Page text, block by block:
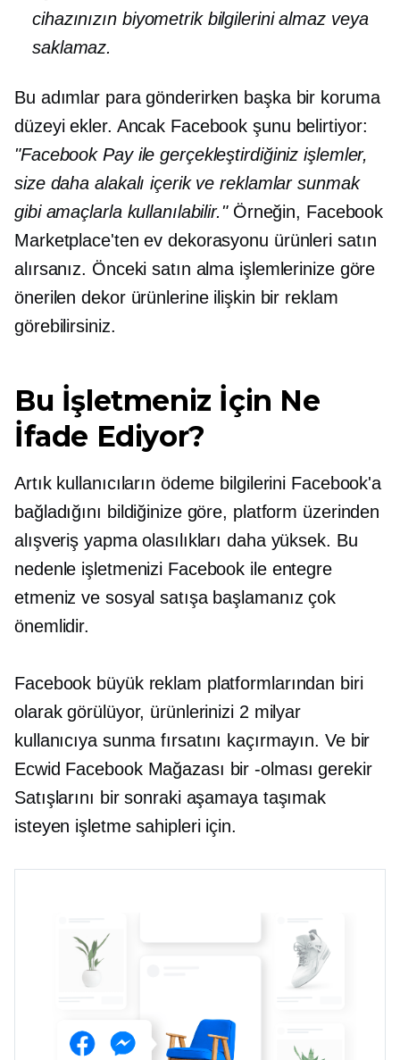
cihazınızın biyometrik bilgilerini almaz veya
saklamaz.
Bu adımlar para gönderirken başka bir koruma
düzeyi ekler. Ancak Facebook şunu belirtiyor:
"Facebook Pay ile gerçekleştirdiğiniz işlemler,
size daha alakalı içerik ve reklamlar sunmak
gibi amaçlarla kullanılabilir."Örneğin, Facebook
Marketplace'ten ev dekorasyonu ürünleri satın
alırsanız. Önceki satın alma işlemlerinize göre
önerilen dekor ürünlerine ilişkin bir reklam
görebilirsiniz.
Bu İşletmeniz İçin Ne
İfade Ediyor?
Artık kullanıcıların ödeme bilgilerini Facebook'a
bağladığını bildiğinize göre, platform üzerinden
alışveriş yapma olasılıkları daha yüksek. Bu
nedenle işletmenizi Facebook ile entegre
etmeniz ve sosyal satışa başlamanız çok
önemlidir.
Facebook büyük reklam platformlarından biri
olarak görülüyor, ürünlerinizi 2 milyar
kullanıcıya sunma fırsatını kaçırmayın. Ve bir
Ecwid Facebook Mağazası bir-olması gerekir
Satışlarını bir sonraki aşamaya taşımak
isteyen işletme sahipleri için.